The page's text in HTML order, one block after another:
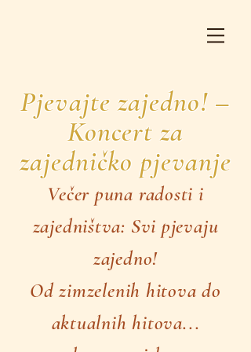
Pjevajte zajedno! –
Koncert za
zajedničko pjevanje
Večer puna radosti i
zajedništva: Svi pjevaju
zajedno!
Od zimzelenih hitova do
aktualnih hitova...